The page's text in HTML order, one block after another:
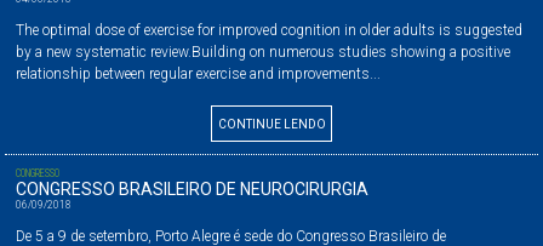
The optimal dose of exercise for improved cognition in older adults is suggested
by a new systematic review.Building on numerous studies showing a positive
relationship between regular exercise and improvements...
CONTINUE LENDO
CONGRESSO
CONGRESSO BRASILEIRO DE NEUROCIRURGIA
06/09/2018
De 5 a 9 de setembro, Porto Alegre é sede do Congresso Brasileiro de